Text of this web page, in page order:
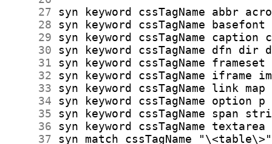
     27
     28
     29
     30
     31
     32
     33
     34
     35
     36
     37